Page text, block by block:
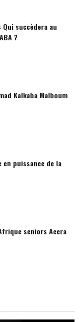
Qui succèdera au
?
Kalkaba Malboum
en puissance de la
seniors Accra